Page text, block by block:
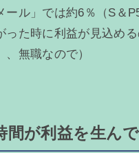
ル」では約6％（S＆
った時に利益が見込め
無職なので）
間が利益を生ん